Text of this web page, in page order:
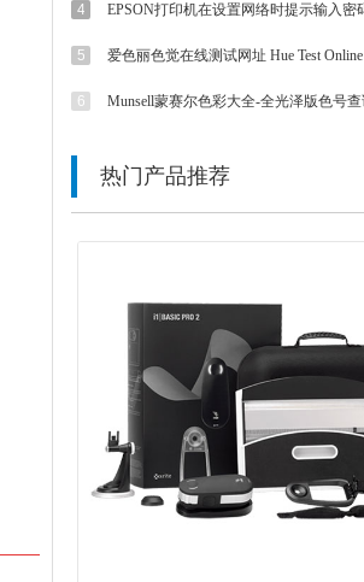
爱色丽色觉在线测试网址 Hue Test Online
热门产品推荐